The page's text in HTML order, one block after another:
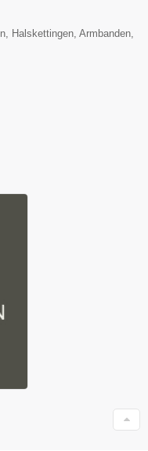
Halskettingen, Armbanden,